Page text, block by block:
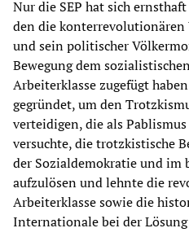
Nur die SEP hat sich
den die konterrevolutionären
und sein politischer
Bewegung dem
Arbeiterklasse zugefügt
gegründet, um den
verteidigen, die als
versuchte, die trotzkistische
der Sozialdemokratie und
aufzulösen und lehnte die
Arbeiterklasse sowie die
Internationale bei der